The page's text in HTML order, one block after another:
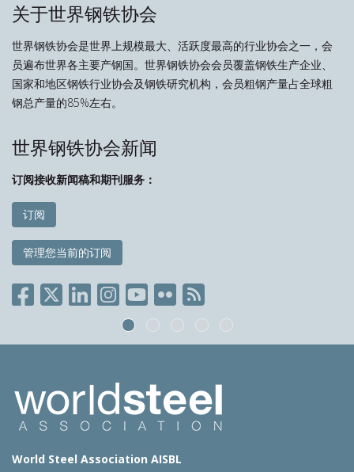
关于世界钢铁协会
世界钢铁协会是世界上规模最大、活跃度最高的行业协会之一，会
员遍布世界各主要产钢国。世界钢铁协会会员覆盖钢铁生产企业、
国家和地区钢铁行业协会及钢铁研究机构，会员粗钢产量占全球粗
钢总产量的85%左右。
世界钢铁协会新闻
订阅接收新闻稿和期刊服务：
订阅
管理您当前的订阅
World Steel Association AISBL